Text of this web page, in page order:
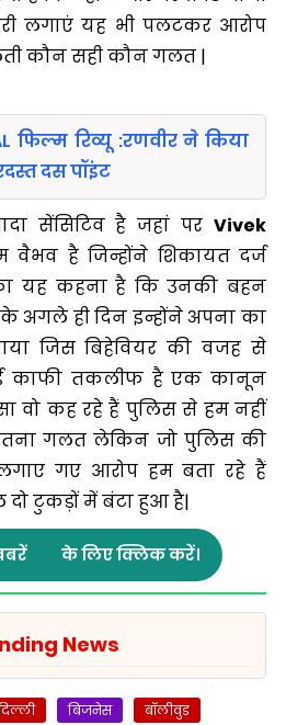
लगाएं यह भी पलटकर आरोप
कौन सही कौन गलत |
फिल्म रिव्यू :रणवीर ने किया
दस पॉइंट
सेंसिटिव है जहां पर Vivek
वैभव है जिन्होंने शिकायत दर्ज
यह कहना है कि उनकी बहन
अगले ही दिन इन्होंने अपना का
जिस बिहेवियर की वजह से
काफी तकलीफ है एक कानून
वो कह रहे हैं पुलिस से हम नहीं
गलत लेकिन जो पुलिस की
गए आरोप हम बता रहे हैं
दो टुकड़ों में बंटा हुआ है|
के लिए क्लिक करें।
News
बिजनेस
बॉलीवुड